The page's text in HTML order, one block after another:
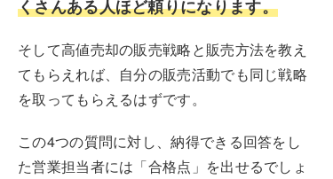
くさんある人ほど頼りになります。
そして高値売却の販売戦略と販売方法を教え
てもらえれば、自分の販売活動でも同じ戦略
を取ってもらえるはずです。
この4つの質問に対し、納得できる回答をし
た営業担当者には「合格点」を出せるでしょ